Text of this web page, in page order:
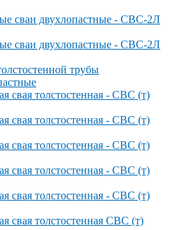
сваи двухлопастные - СВС-2Л
сваи двухлопастные - СВС-2Л
трубы
свая толстостенная - СВС (т)
свая толстостенная - СВС (т)
свая толстостенная - СВС (т)
свая толстостенная - СВС (т)
свая толстостенная - СВС (т)
свая толстостенная СВС (т)